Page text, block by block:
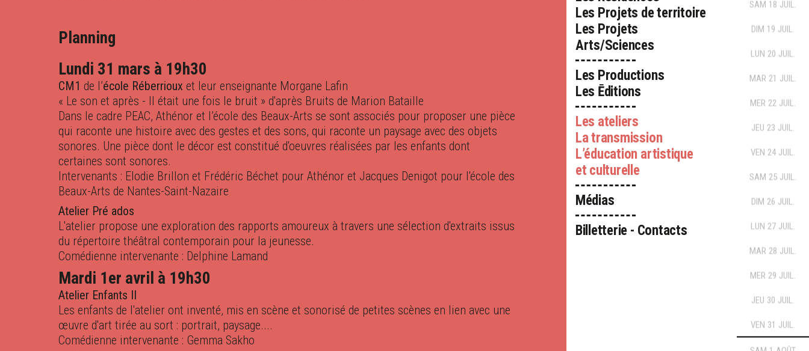
Les Projets de territoire
Les Projets
Arts/Sciences
Les Productions
Les Ēditions
Les ateliers
La transmission
L’éducation artistique
et culturelle
Médias
Billetterie - Contacts
SAM 18 JUIL.
DIM 19 JUIL.
LUN 20 JUIL.
MAR 21 JUIL.
MER 22 JUIL.
JEU 23 JUIL.
VEN 24 JUIL.
SAM 25 JUIL.
DIM 26 JUIL.
LUN 27 JUIL.
MAR 28 JUIL.
MER 29 JUIL.
JEU 30 JUIL.
VEN 31 JUIL.
Planning
Lundi 31 mars à 19h30
CM1 de l’école Réberrioux et leur enseignante Morgane Lafin
« Le son et après - Il était une fois le bruit » d'après Bruits de Marion Bataille
Dans le cadre PEAC, Athénor et l’école des Beaux-Arts se sont associés pour proposer une pièce
qui raconte une histoire avec des gestes et des sons, qui raconte un paysage avec des objets
sonores. Une pièce dont le décor est constitué d'oeuvres réalisées par les enfants dont
certaines sont sonores.
Intervenants : Elodie Brillon et Frédéric Béchet pour Athénor et Jacques Denigot pour l'école des
Beaux-Arts de Nantes-Saint-Nazaire
Atelier Pré ados
L'atelier propose une exploration des rapports amoureux à travers une sélection d'extraits issus
du répertoire théâtral contemporain pour la jeunesse.
Comédienne intervenante : Delphine Lamand
Mardi 1er avril à 19h30
Atelier Enfants II
Les enfants de l'atelier ont inventé, mis en scène et sonorisé de petites scènes en lien avec une
œuvre d'art tirée au sort : portrait, paysage....
Comédienne intervenante : Gemma Sakho